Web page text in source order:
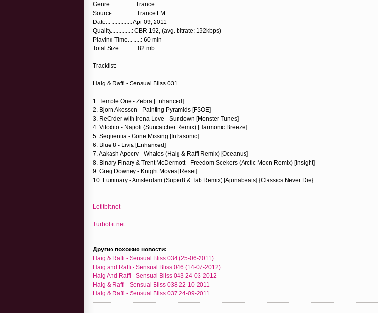
Genre................: Trance
Source...............: Trance.FM
Date.................: Apr 09, 2011
Quality..............: CBR 192, (avg. bitrate: 192kbps)
Playing Time.........: 60 min
Total Size...........: 82 mb
Tracklist:
Haig & Raffi - Sensual Bliss 031
1. Temple One - Zebra [Enhanced]
2. Bjorn Akesson - Painting Pyramids [FSOE]
3. ReOrder with Irena Love - Sundown [Monster Tunes]
4. Vitodito - Napoli (Suncatcher Remix) [Harmonic Breeze]
5. Sequentia - Gone Missing [Infrasonic]
6. Blue 8 - Livia [Enhanced]
7. Aakash Apoorv - Whales (Haig & Raffi Remix) [Oceanus]
8. Binary Finary & Trent McDermott - Freedom Seekers (Arctic Moon Remix) [Insight]
9. Greg Downey - Knight Moves [Reset]
10. Luminary - Amsterdam (Super8 & Tab Remix) [Ajunabeats] {Classics Never Die}
Letitbit.net
Turbobit.net
Другие похожие новости:
Haig & Raffi - Sensual Bliss 034 (25-06-2011)
Haig and Raffi - Sensual Bliss 046 (14-07-2012)
Haig And Raffi - Sensual Bliss 043 24-03-2012
Haig & Raffi - Sensual Bliss 038 22-10-2011
Haig & Raffi - Sensual Bliss 037 24-09-2011